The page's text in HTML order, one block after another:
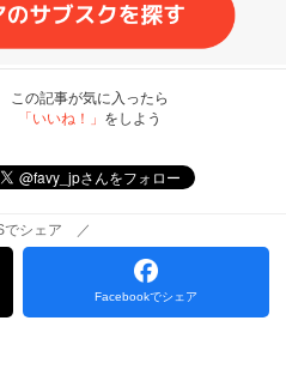
この記事が気に入ったら
「いいね！」 をしよう
シェア ／
Facebookでシェア